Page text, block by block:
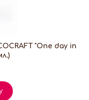
"One day in